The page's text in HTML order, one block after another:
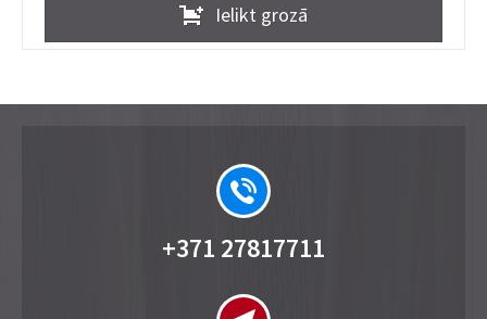
Ielikt grozā
+371 27817711